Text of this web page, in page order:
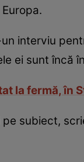
interviu
ei sunt încă
la fermă, în
subiect,